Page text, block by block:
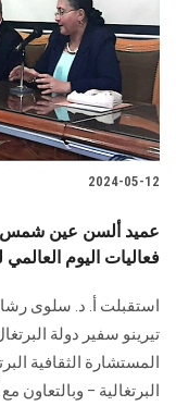
2024-05-12
عميد ألسن عين شمس
فعاليات اليوم العالمي
استقبلت أ. د. سلوى
تيرينو سفير دولة
المستشارة الثقافية
البرتغالية – وبالتعاون